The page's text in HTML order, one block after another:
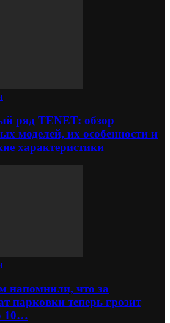
ряд TENET: обзор
моделей, их особенности и
характеристики
напомнили, что за
парковки теперь грозит
10…